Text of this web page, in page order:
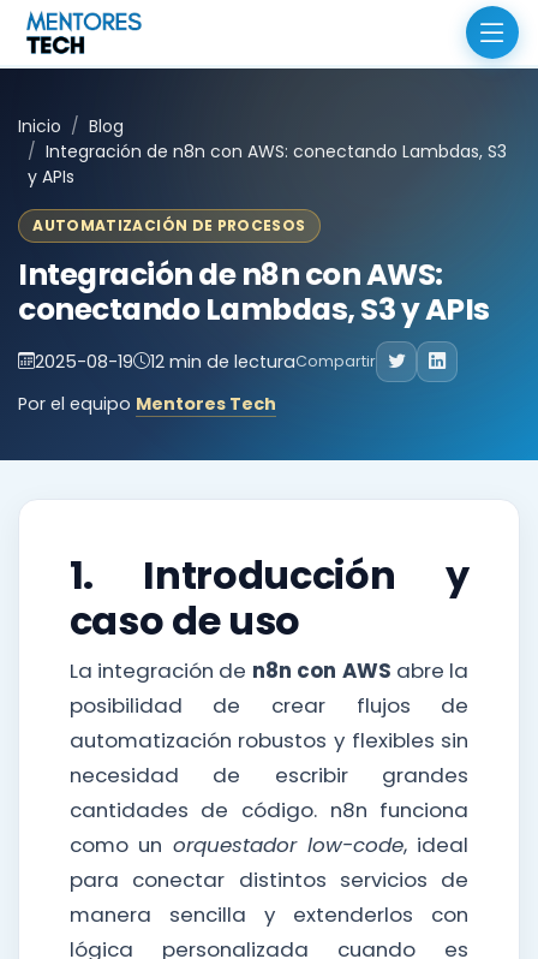
Inicio
Blog
Integración de n8n con AWS: conectando Lambdas, S3
y APIs
AUTOMATIZACIÓN DE PROCESOS
Integración de n8n con AWS:
conectando Lambdas, S3 y APIs
2025-08-19 12 min de lecturaCompartir
Por el equipo Mentores Tech
1. Introducción y
caso de uso
La integración de n8n con AWS abre la
posibilidad de crear flujos de
automatización robustos y flexibles sin
necesidad de escribir grandes
cantidades de código. n8n funciona
como un orquestador low-code, ideal
para conectar distintos servicios de
manera sencilla y extenderlos con
lógica personalizada cuando es